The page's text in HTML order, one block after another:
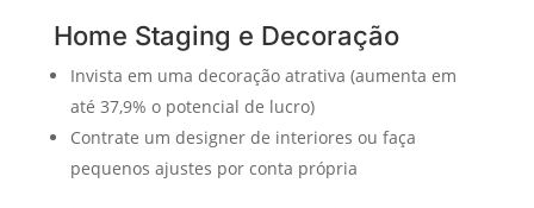
Home Staging e Decoração
Invista em uma decoração atrativa (aumenta em
até 37,9% o potencial de lucro)
Contrate um designer de interiores ou faça
pequenos ajustes por conta própria